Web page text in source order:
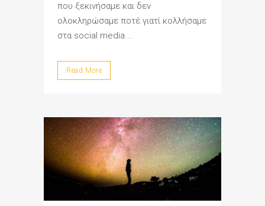
που ξεκινήσαμε και δεν
ολοκληρώσαμε ποτέ γιατί κολλήσαμε
στα social media...
Read More